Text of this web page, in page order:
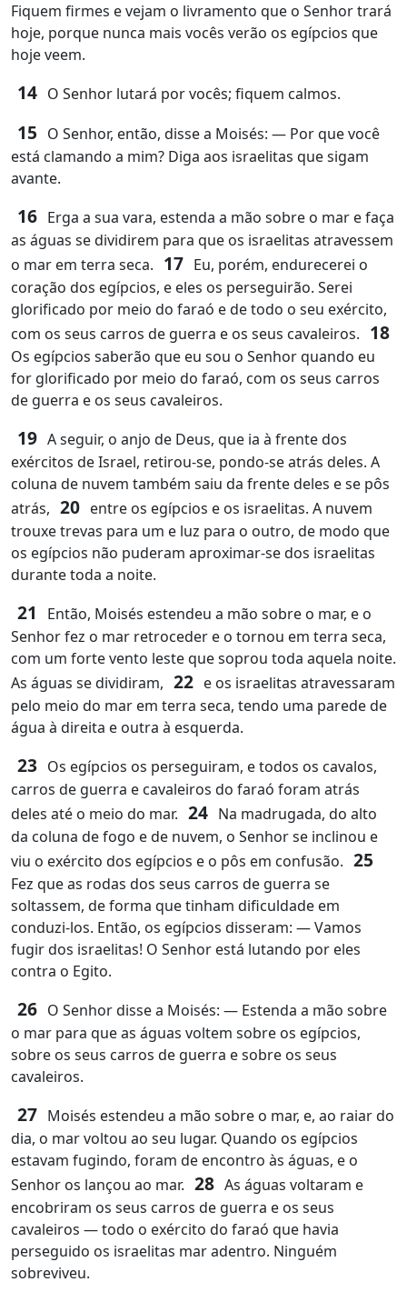
Fiquem firmes e vejam o livramento que o Senhor trará
hoje, porque nunca mais vocês verão os egípcios que
hoje veem.
14 O Senhor lutará por vocês; fiquem calmos.
15 O Senhor, então, disse a Moisés: ― Por que você
está clamando a mim? Diga aos israelitas que sigam
avante.
16 Erga a sua vara, estenda a mão sobre o mar e faça
as águas se dividirem para que os israelitas atravessem
o mar em terra seca. 17 Eu, porém, endurecerei o
coração dos egípcios, e eles os perseguirão. Serei
glorificado por meio do faraó e de todo o seu exército,
com os seus carros de guerra e os seus cavaleiros. 18
Os egípcios saberão que eu sou o Senhor quando eu
for glorificado por meio do faraó, com os seus carros
de guerra e os seus cavaleiros.
19 A seguir, o anjo de Deus, que ia à frente dos
exércitos de Israel, retirou‑se, pondo‑se atrás deles. A
coluna de nuvem também saiu da frente deles e se pôs
atrás, 20 entre os egípcios e os israelitas. A nuvem
trouxe trevas para um e luz para o outro, de modo que
os egípcios não puderam aproximar‑se dos israelitas
durante toda a noite.
21
Então, Moisés estendeu a mão sobre o mar, e o
Senhor fez o mar retroceder e o tornou em terra seca,
com um forte vento leste que soprou toda aquela noite.
As águas se dividiram, 22 e os israelitas atravessaram
pelo meio do mar em terra seca, tendo uma parede de
água à direita e outra à esquerda.
23 Os egípcios os perseguiram, e todos os cavalos,
carros de guerra e cavaleiros do faraó foram atrás
deles até o meio do mar. 24 Na madrugada, do alto
da coluna de fogo e de nuvem, o Senhor se inclinou e
viu o exército dos egípcios e o pôs em confusão. 25
Fez que as rodas dos seus carros de guerra se
soltassem, de forma que tinham dificuldade em
conduzi‑los. Então, os egípcios disseram: ― Vamos
fugir dos israelitas! O Senhor está lutando por eles
contra o Egito.
26 O Senhor disse a Moisés: ― Estenda a mão sobre
o mar para que as águas voltem sobre os egípcios,
sobre os seus carros de guerra e sobre os seus
cavaleiros.
27 Moisés estendeu a mão sobre o mar, e, ao raiar do
dia, o mar voltou ao seu lugar. Quando os egípcios
estavam fugindo, foram de encontro às águas, e o
Senhor os lançou ao mar. 28 As águas voltaram e
encobriram os seus carros de guerra e os seus
cavaleiros — todo o exército do faraó que havia
perseguido os israelitas mar adentro. Ninguém
sobreviveu.